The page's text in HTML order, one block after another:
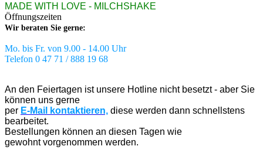
MADE WITH LOVE - MILCHSHAKE
Öffnungszeiten
Wir beraten Sie gerne:
Mo. bis Fr. von 9.00 - 14.00 Uhr
Telefon 0 47 71 / 888 19 68
An den Feiertagen ist unsere Hotline nicht besetzt - aber Sie
können uns gerne
per E-Mail kontaktieren, diese werden dann schnellstens
bearbeitet.
Bestellungen können an diesen Tagen wie
gewohnt vorgenommen werden.